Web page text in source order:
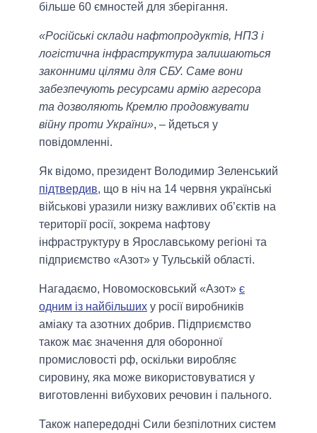
більше 60 ємностей для зберігання.
«Російські склади нафтопродуктів, НПЗ і
логістична інфраструктура залишаються
законними цілями для СБУ. Саме вони
забезпечують ресурсами армію агресора
та дозволяють Кремлю продовжувати
війну проти України», – йдеться у
повідомленні.
Як відомо, президент Володимир Зеленський
підтвердив, що в ніч на 14 червня українські
військові уразили низку важливих об’єктів на
території росії, зокрема нафтову
інфраструктуру в Ярославському регіоні та
підприємство «Азот» у Тульській області.
Нагадаємо, Новомосковський «Азот» є
одним із найбільших у росії виробників
аміаку та азотних добрив. Підприємство
також має значення для оборонної
промисловості рф, оскільки виробляє
сировину, яка може використовуватися у
виготовленні вибухових речовин і пального.
Також напередодні Сили безпілотних систем